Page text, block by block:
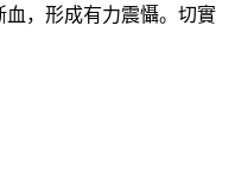
，形成有力震懾。切實